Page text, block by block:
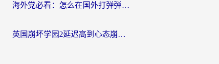
海外党必看：怎么在国外打弹弹堂不卡？番茄加速器亲测指南
英国崩坏学园2延迟高到心态崩？海外党国服游戏加速终极指南